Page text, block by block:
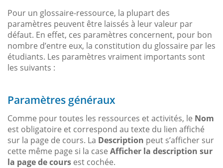
Pour un glossaire-ressource, la plupart des
paramètres peuvent être laissés à leur valeur par
défaut. En effet, ces paramètres concernent, pour bon
nombre d’entre eux, la constitution du glossaire par les
étudiants. Les paramètres vraiment importants sont
les suivants :
Paramètres généraux
Comme pour toutes les ressources et activités, le Nom
est obligatoire et correspond au texte du lien affiché
sur la page de cours. La Description peut s’afficher sur
cette même page si la case Afficher la description sur
la page de cours est cochée.